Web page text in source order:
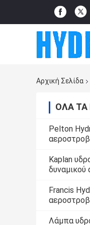
Αρχική Σελίδα
ΌΛΑ ΤΑ
Pelton
Kaplan
δυναμικού
Francis
Λάμπα